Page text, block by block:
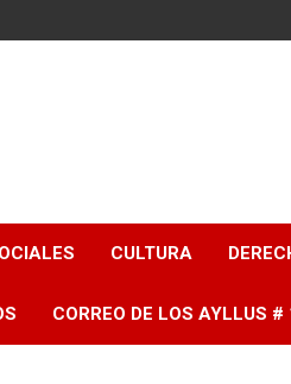
CULTURA
CORREO DE LOS AYLLUS #